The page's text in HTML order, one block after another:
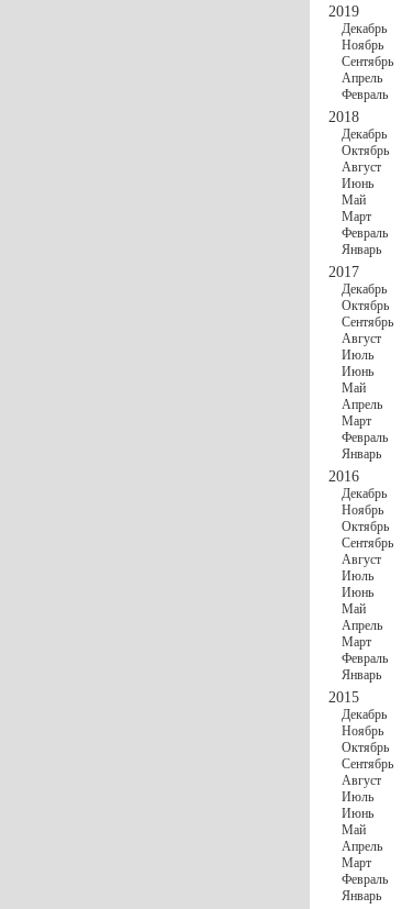
2019
Декабрь
Ноябрь
Сентябрь
Апрель
Февраль
2018
Декабрь
Октябрь
Август
Июнь
Май
Март
Февраль
Январь
2017
Декабрь
Октябрь
Сентябрь
Август
Июль
Июнь
Май
Апрель
Март
Февраль
Январь
2016
Декабрь
Ноябрь
Октябрь
Сентябрь
Август
Июль
Июнь
Май
Апрель
Март
Февраль
Январь
2015
Декабрь
Ноябрь
Октябрь
Сентябрь
Август
Июль
Июнь
Май
Апрель
Март
Февраль
Январь